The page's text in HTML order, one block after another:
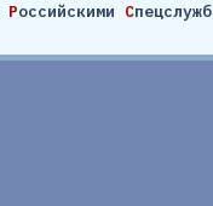
Российскими С